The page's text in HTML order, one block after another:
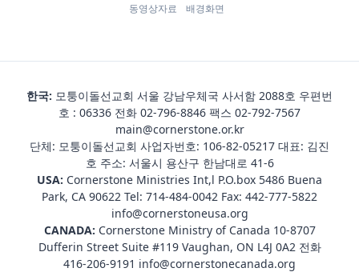
동영상자료
배경화면
한국: 모퉁이돌선교회 서울 강남우체국 사서함 2088호 우편번
호 : 06336 전화 02-796-8846 팩스 02-792-7567
main@cornerstone.or.kr
단체: 모퉁이돌선교회 사업자번호: 106-82-05217 대표: 김진
호 주소: 서울시 용산구 한남대로 41-6
USA: Cornerstone Ministries Int,l P.O.box 5486 Buena
Park, CA 90622 Tel: 714-484-0042 Fax: 442-777-5822
info@cornerstoneusa.org
CANADA: Cornerstone Ministry of Canada 10-8707
Dufferin Street Suite #119 Vaughan, ON L4J 0A2 전화
416-206-9191 info@cornerstonecanada.org